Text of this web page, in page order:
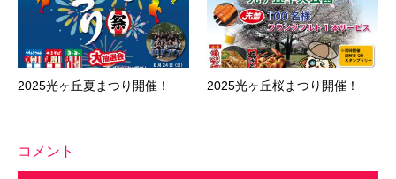
2025光ヶ丘夏まつり開催！ 2025光ヶ丘桜まつり開催！
コメント